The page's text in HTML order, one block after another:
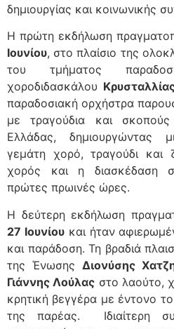
δημιουργίας και κοινωνικής
Η πρώτη εκδήλωση
Ιουνίου, στο πλαίσιο της
του τμήματος
χοροδιδασκάλου
παραδοσιακή ορχήστρα
με τραγούδια και
Ελλάδας, δημιουργώντας
γεμάτη χορό, τραγούδι και
χορός και η διασκέδαση
πρώτες πρωινές ώρες.
Η δεύτερη εκδήλωση
27 Ιουνίουκαι ήταν
και παράδοση. Τη βραδιά
της Ένωσης Διονύσης
Γιάννης Λούλας στο λαούτο,
κρητική βεγγέρα με έντονο
της παρέας. Ιδιαίτερη